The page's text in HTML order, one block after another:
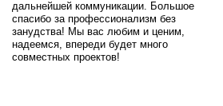
дальнейшей коммуникации. Большое
спасибо за профессионализм без
занудства! Мы вас любим и ценим,
надеемся, впереди будет много
совместных проектов!